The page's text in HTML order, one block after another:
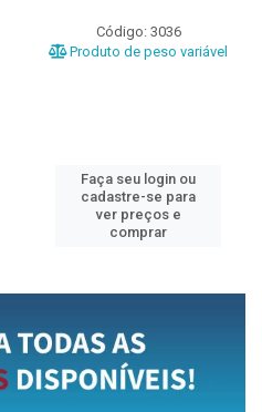
Código: 3036
Produto de peso variável
Faça seu login ou
cadastre-se para
ver preços e
comprar